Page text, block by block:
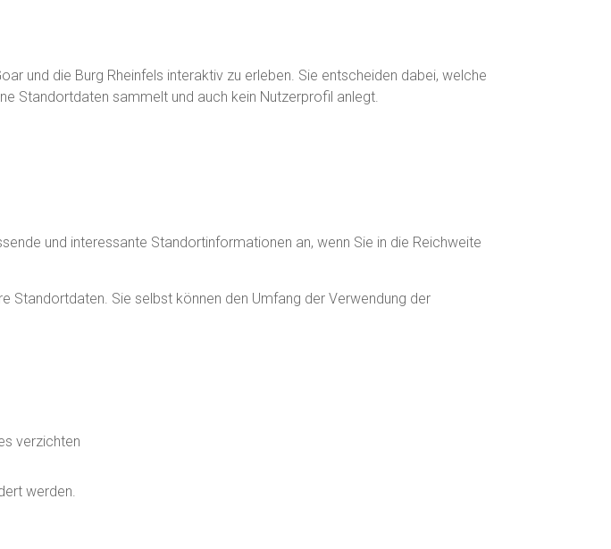
und die Burg Rheinfels interaktiv zu erleben. Sie entscheiden dabei, welche
Standortdaten sammelt und auch kein Nutzerprofil anlegt.
und interessante Standortinformationen an, wenn Sie in die Reichweite
Standortdaten. Sie selbst können den Umfang der Verwendung der
verzichten
werden.